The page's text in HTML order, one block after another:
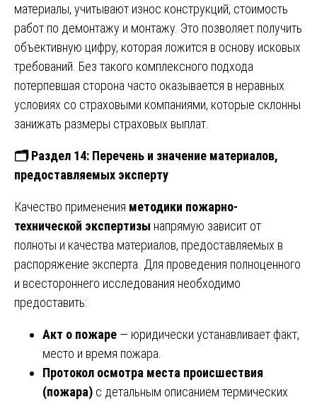
материалы, учитывают износ конструкций, стоимость
работ по демонтажу и монтажу. Это позволяет получить
объективную цифру, которая ложится в основу исковых
требований. Без такого комплексного подхода
потерпевшая сторона часто оказывается в неравных
условиях со страховыми компаниями, которые склонны
занижать размеры страховых выплат.
🗂️ Раздел 14: Перечень и значение материалов,
предоставляемых эксперту
Качество применения методики пожарно-
технической экспертизы напрямую зависит от
полноты и качества материалов, предоставляемых в
распоряжение эксперта. Для проведения полноценного
и всестороннего исследования необходимо
предоставить:
Акт о пожаре — юридически устанавливает факт,
место и время пожара.
Протокол осмотра места происшествия
(пожара) с детальным описанием термических